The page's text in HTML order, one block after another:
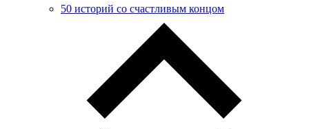
50 историй со счастливым концом